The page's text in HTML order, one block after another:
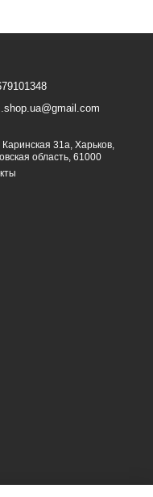
не желает
31а, Харьков,
область, 61000